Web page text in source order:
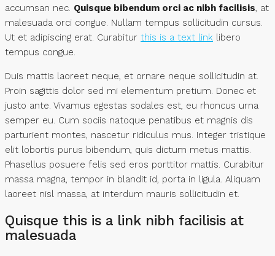
accumsan nec. Quisque bibendum orci ac nibh facilisis, at
malesuada orci congue. Nullam tempus sollicitudin cursus.
Ut et adipiscing erat. Curabitur this is a text link libero
tempus congue.
Duis mattis laoreet neque, et ornare neque sollicitudin at.
Proin sagittis dolor sed mi elementum pretium. Donec et
justo ante. Vivamus egestas sodales est, eu rhoncus urna
semper eu. Cum sociis natoque penatibus et magnis dis
parturient montes, nascetur ridiculus mus. Integer tristique
elit lobortis purus bibendum, quis dictum metus mattis.
Phasellus posuere felis sed eros porttitor mattis. Curabitur
massa magna, tempor in blandit id, porta in ligula. Aliquam
laoreet nisl massa, at interdum mauris sollicitudin et.
Quisque this is a link nibh facilisis at
malesuada